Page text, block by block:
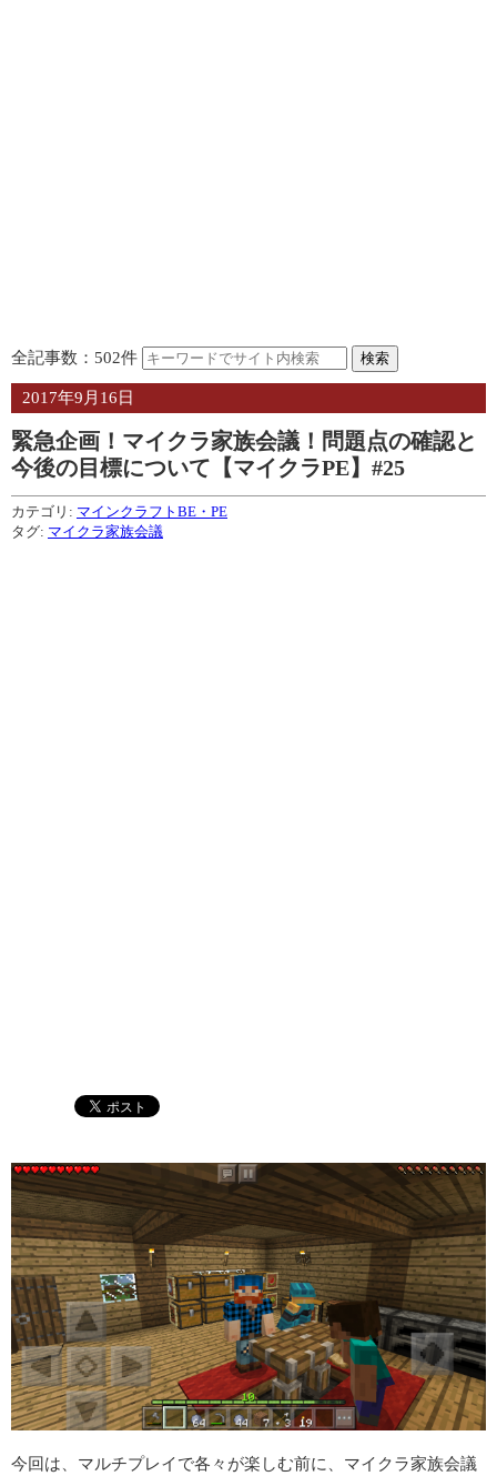
全記事数：502件
2017年9月16日
緊急企画！マイクラ家族会議！問題点の確認と
今後の目標について【マイクラPE】#25
カテゴリ: マインクラフトBE・PE
タグ: マイクラ家族会議
今回は、マルチプレイで各々が楽しむ前に、マイクラ家族会議